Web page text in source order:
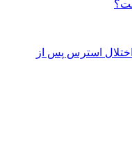
استرس پس از